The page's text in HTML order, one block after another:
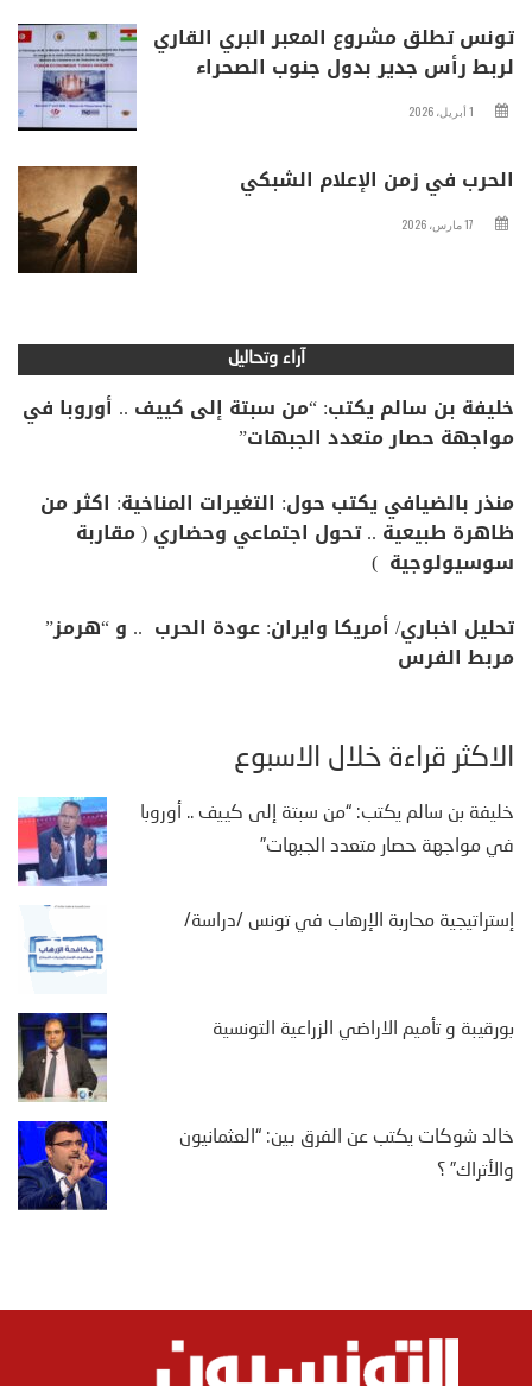
تونس تطلق مشروع المعبر البري القاري
لربط رأس جدير بدول جنوب الصحراء
1 أبريل، 2026
الحرب في زمن الإعلام الشبكي
17 مارس، 2026
آراء وتحاليل
خليفة بن سالم يكتب: “من سبتة إلى كييف .. أوروبا في
مواجهة حصار متعدد الجبهات”
منذر بالضيافي يكتب حول: التغيرات المناخية: اكثر من
ظاهرة طبيعية .. تحول اجتماعي وحضاري ( مقاربة
سوسيولوجية )
تحليل اخباري/ أمريكا وايران: عودة الحرب .. و “هرمز”
مربط الفرس
الأكثر قراءة خلال الأسبوع
خليفة بن سالم يكتب: “من سبتة إلى كييف .. أوروبا
في مواجهة حصار متعدد الجبهات”
إستراتيجية محاربة الإرهاب في تونس /دراسة/
بورقيبة و تأميم الاراضي الزراعية التونسية
خالد شوكات يكتب عن الفرق بين: “العثمانيون
والأتراك” ؟